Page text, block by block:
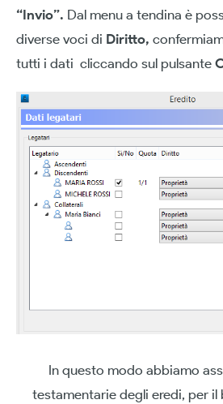
“Invio”. Dal menu a tendina è
diverse voci di Diritto,
tutti i dati cliccando sul pulsante
In questo modo abbiamo
testamentarie degli eredi, per il